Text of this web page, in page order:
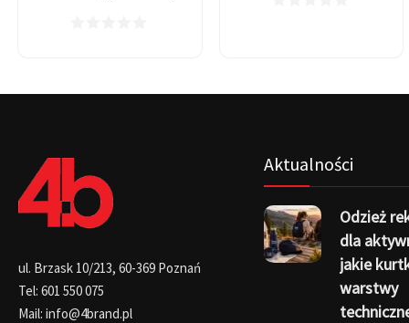
ul. Brzask 10/213, 60-369 Poznań
Tel: 601 550 075
Mail: info@4brand.pl
Aktualności
Odzież
dla
jakie
warstwy